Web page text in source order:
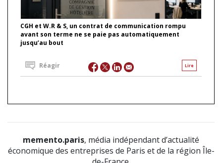
CGH et W.R & S, un contrat de communication rompu
avant son terme ne se paie pas automatiquement
jusqu’au bout
Lire
Réagir
memento.paris, média indépendant d’actualité
économique des entreprises de Paris et de la région Île-